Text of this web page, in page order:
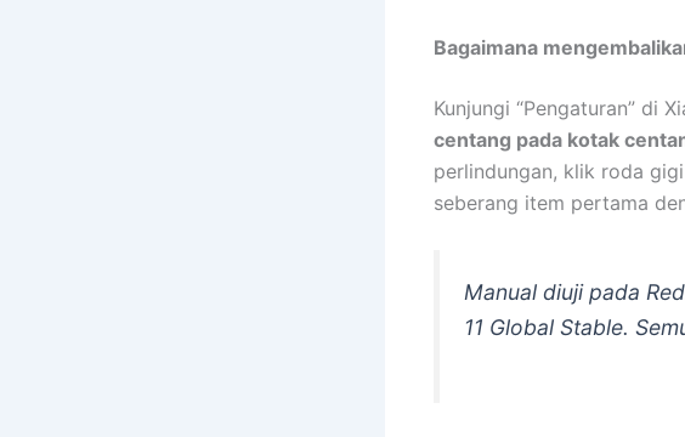
Bagaimana
Kunjungi “Pengaturan” di
centang pada kotak
perlindungan, klik roda
seberang item pertama
Manual diuji pada
11 Global Stable.